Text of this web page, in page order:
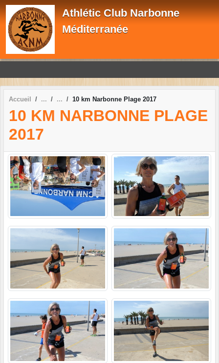
Athlétic Club Narbonne
Méditerranée
Accueil 10 km Narbonne Plage 2017
10 KM NARBONNE PLAGE
2017
Panneau de gestion des cookies